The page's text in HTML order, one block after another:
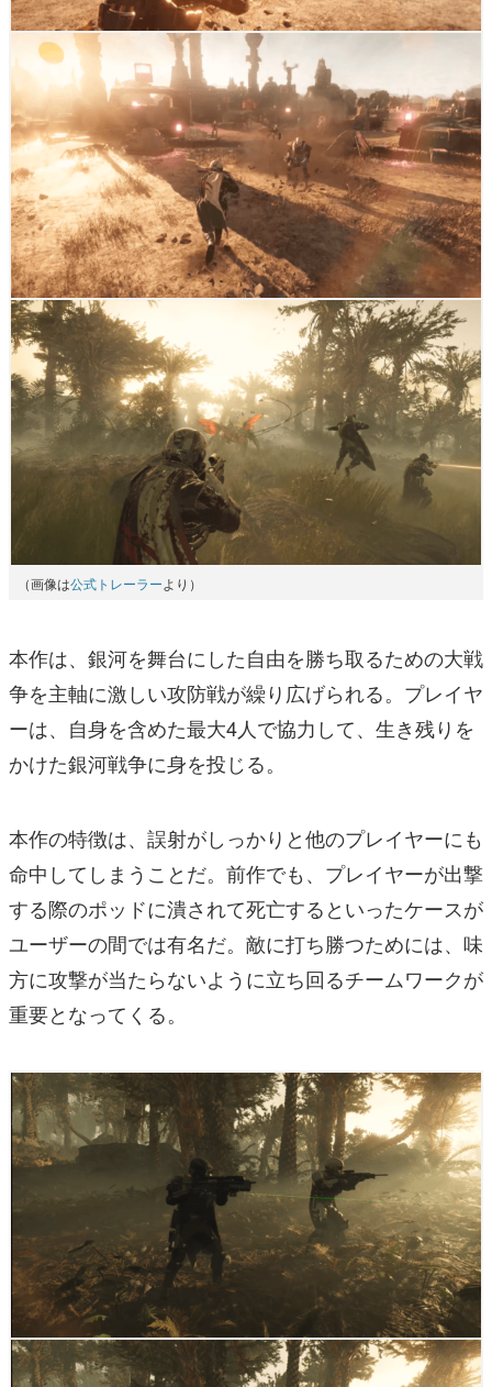
（画像は公式トレーラーより）
本作は、銀河を舞台にした自由を勝ち取るための大戦
争を主軸に激しい攻防戦が繰り広げられる。プレイヤ
ーは、自身を含めた最大4人で協力して、生き残りを
かけた銀河戦争に身を投じる。
本作の特徴は、誤射がしっかりと他のプレイヤーにも
命中してしまうことだ。前作でも、プレイヤーが出撃
する際のポッドに潰されて死亡するといったケースが
ユーザーの間では有名だ。敵に打ち勝つためには、味
方に攻撃が当たらないように立ち回るチームワークが
重要となってくる。